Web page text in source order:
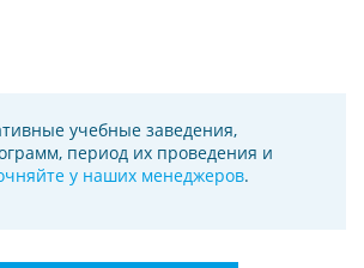
учебные заведения,
период их проведения и
у наших менеджеров.